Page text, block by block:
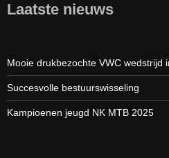
Laatste nieuws
Mooie drukbezochte VWC wedstrijd
Succesvolle bestuurswisseling
Kampioenen jeugd NK MTB 2025